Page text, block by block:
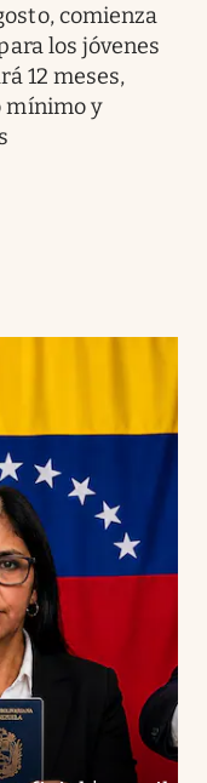
comienza
los jóvenes
12 meses,
mínimo y